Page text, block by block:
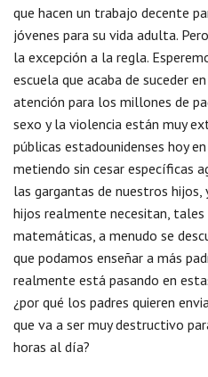
que hacen un trabajo decente
jóvenes para su vida adulta.
la excepción a la regla.
escuela que acaba de suceder
atención para los millones de
sexo y la violencia están muy
públicas estadounidenses hoy
metiendo sin cesar específicas
las gargantas de nuestros hijos,
hijos realmente necesitan,
matemáticas, a menudo se
que podamos enseñar a más
realmente está pasando en
¿por qué los padres quieren
que va a ser muy destructivo
horas al día?